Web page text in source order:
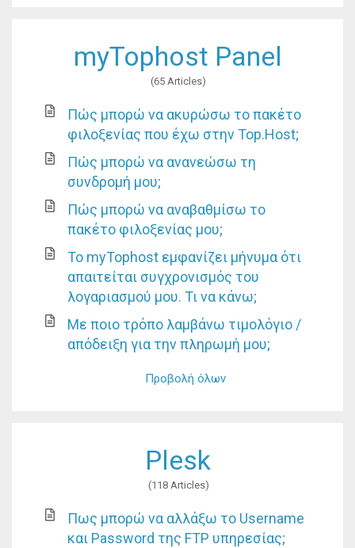
myTophost Panel
65 Articles
Πώς μπορώ να ακυρώσω το πακέτο
φιλοξενίας που έχω στην Top.Host;
Πώς μπορώ να ανανεώσω τη
συνδρομή μου;
Πώς μπορώ να αναβαθμίσω το
πακέτο φιλοξενίας μου;
Το myTophost εμφανίζει μήνυμα ότι
απαιτείται συγχρονισμός του
λογαριασμού μου. Τι να κάνω;
Με ποιο τρόπο λαμβάνω τιμολόγιο /
απόδειξη για την πληρωμή μου;
Προβολή όλων
Plesk
118 Articles
Πως μπορώ να αλλάξω το Username
και Password της FTP υπηρεσίας;